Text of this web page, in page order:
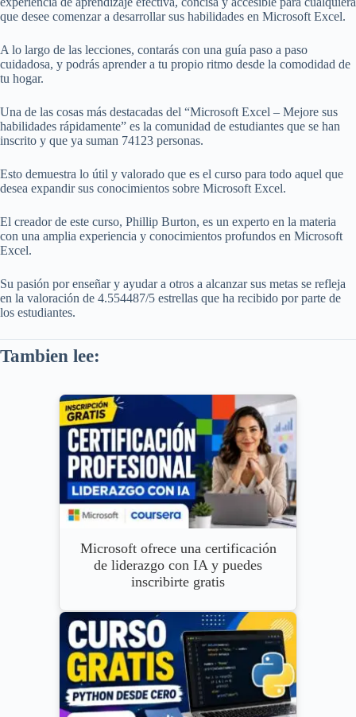
que desee comenzar a desarrollar sus habilidades en Microsoft Excel.
A lo largo de las lecciones, contarás con una guía paso a paso
cuidadosa, y podrás aprender a tu propio ritmo desde la comodidad de
tu hogar.
Una de las cosas más destacadas del “Microsoft Excel – Mejore sus
habilidades rápidamente” es la comunidad de estudiantes que se han
inscrito y que ya suman 74123 personas.
Esto demuestra lo útil y valorado que es el curso para todo aquel que
desea expandir sus conocimientos sobre Microsoft Excel.
El creador de este curso, Phillip Burton, es un experto en la materia
con una amplia experiencia y conocimientos profundos en Microsoft
Excel.
Su pasión por enseñar y ayudar a otros a alcanzar sus metas se refleja
en la valoración de 4.554487/5 estrellas que ha recibido por parte de
los estudiantes.
Tambien lee:
Microsoft ofrece una certificación
de liderazgo con IA y puedes
inscribirte gratis